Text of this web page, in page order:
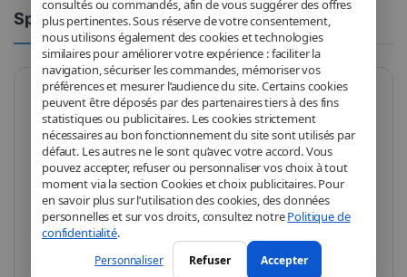
consultés ou commandés, afin de vous suggérer des offres
plus pertinentes. Sous réserve de votre consentement,
nous utilisons également des cookies et technologies
similaires pour améliorer votre expérience : faciliter la
navigation, sécuriser les commandes, mémoriser vos
préférences et mesurer l’audience du site. Certains cookies
peuvent être déposés par des partenaires tiers à des fins
statistiques ou publicitaires. Les cookies strictement
nécessaires au bon fonctionnement du site sont utilisés par
défaut. Les autres ne le sont qu’avec votre accord. Vous
pouvez accepter, refuser ou personnaliser vos choix à tout
moment via la section Cookies et choix publicitaires. Pour
en savoir plus sur l’utilisation des cookies, des données
personnelles et sur vos droits, consultez notrePolitique de
confidentialité.
Personnaliser Refuser Accepter
Spécifications Commentaires
Marque Intel
Modèle BX8071514100F
Socket LGA 1700
Fréquence
CPU
3.5 GHz
Fréquence
4.7 GHz